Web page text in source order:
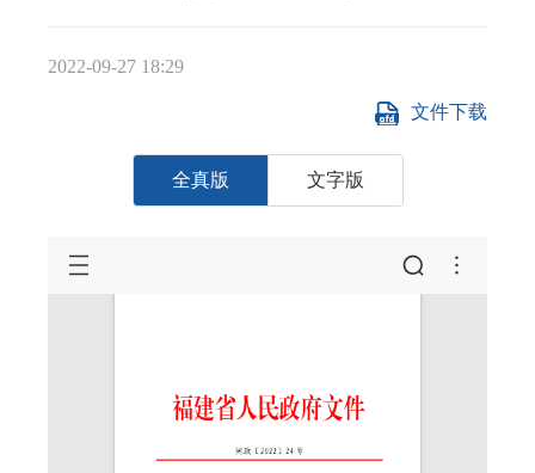
2022-09-27 18:29
全真版 文字版
文件下载